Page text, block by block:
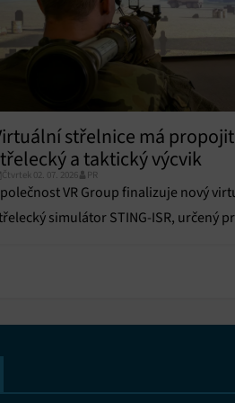
aktivní
střelnice má propojit
a taktický výcvik
Čtvrtek 02. 07. 2026 PR
VR Group finalizuje nový
simulátor STING-ISR, určený